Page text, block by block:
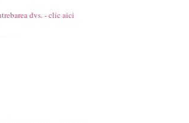
dvs. - clic aici